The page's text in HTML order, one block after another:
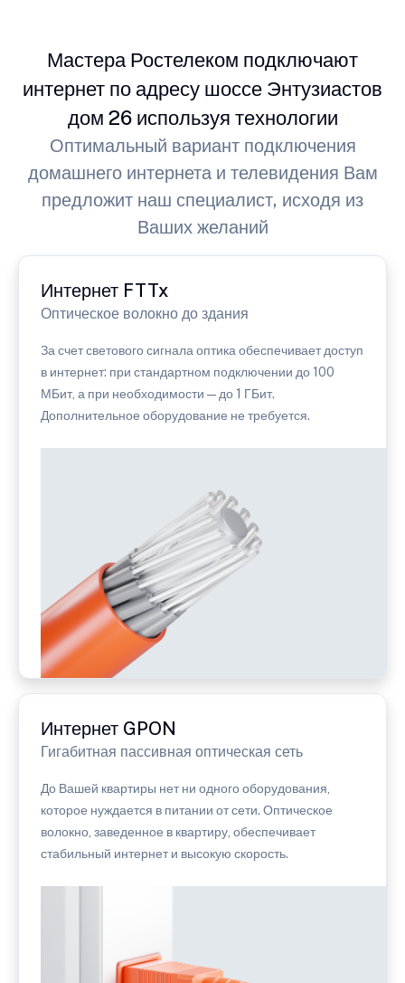
Мастера Ростелеком подключают
интернет по адресу шоссе Энтузиастов
дом 26 используя технологии
Оптимальный вариант подключения
домашнего интернета и телевидения Вам
предложит наш специалист, исходя из
Ваших желаний
Интернет FTTx
Оптическое волокно до здания
За счет светового сигнала оптика обеспечивает доступ
в интернет: при стандартном подключении до 100
МБит, а при необходимости — до 1 ГБит.
Дополнительное оборудование не требуется.
Интернет GPON
Гигабитная пассивная оптическая сеть
До Вашей квартиры нет ни одного оборудования,
которое нуждается в питании от сети. Оптическое
волокно, заведенное в квартиру, обеспечивает
стабильный интернет и высокую скорость.